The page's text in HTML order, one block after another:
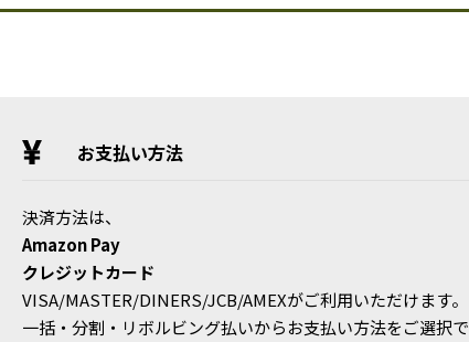
お支払い方法
決済方法は、
Amazon Pay
クレジットカード
VISA/MASTER/DINERS/JCB/AMEXがご利用いただけます。
一括・分割・リボルビング払いからお支払い方法をご選択で